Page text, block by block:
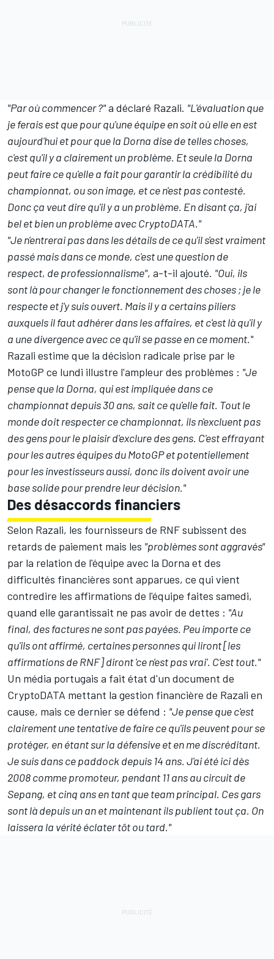
"Par où commencer ?"a déclaré Razali. "L'évaluation que
je ferais est que pour qu'une équipe en soit où elle en est
aujourd'hui et pour que la Dorna dise de telles choses,
c'est qu'il y a clairement un problème. Et seule la Dorna
peut faire ce qu'elle a fait pour garantir la crédibilité du
championnat, ou son image, et ce n'est pas contesté.
Donc ça veut dire qu'il y a un problème. En disant ça, j'ai
bel et bien un problème avec CryptoDATA."
"Je n'entrerai pas dans les détails de ce qu'il s'est vraiment
passé mais dans ce monde, c'est une question de
respect, de professionnalisme", a-t-il ajouté. "Oui, ils
sont là pour changer le fonctionnement des choses ; je le
respecte et j'y suis ouvert. Mais il y a certains piliers
auxquels il faut adhérer dans les affaires, et c'est là qu'il y
a une divergence avec ce qu'il se passe en ce moment."
Razali estime que la décision radicale prise par le
MotoGP ce lundi illustre l'ampleur des problèmes : "Je
pense que la Dorna, qui est impliquée dans ce
championnat depuis 30 ans, sait ce qu'elle fait. Tout le
monde doit respecter ce championnat, ils n'excluent pas
des gens pour le plaisir d'exclure des gens. C'est effrayant
pour les autres équipes du MotoGP et potentiellement
pour les investisseurs aussi, donc ils doivent avoir une
base solide pour prendre leur décision."
Des désaccords financiers
Selon Razali, les fournisseurs de RNF subissent des
retards de paiement mais les "problèmes sont aggravés"
par la relation de l'équipe avec la Dorna et des
difficultés financières sont apparues, ce qui vient
contredire les affirmations de l'équipe faites samedi,
quand elle garantissait ne pas avoir de dettes : "Au
final, des factures ne sont pas payées. Peu importe ce
qu'ils ont affirmé, certaines personnes qui liront [les
affirmations de RNF] diront 'ce n'est pas vrai'. C'est tout."
Un média portugais a fait état d'un document de
CryptoDATA mettant la gestion financière de Razali en
cause, mais ce dernier se défend : "Je pense que c'est
clairement une tentative de faire ce qu'ils peuvent pour se
protéger, en étant sur la défensive et en me discréditant.
Je suis dans ce paddock depuis 14 ans. J'ai été ici dès
2008 comme promoteur, pendant 11 ans au circuit de
Sepang, et cinq ans en tant que team principal. Ces gars
sont là depuis un an et maintenant ils publient tout ça. On
laissera la vérité éclater tôt ou tard."